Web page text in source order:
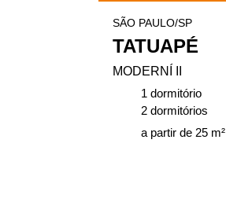
SÃO PAULO/SP
TATUAPÉ
MODERNÍ II
1 dormitório
2 dormitórios
a partir de 25 m²